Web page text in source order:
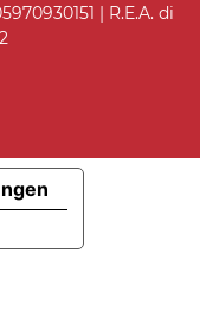
| R.E.A. di